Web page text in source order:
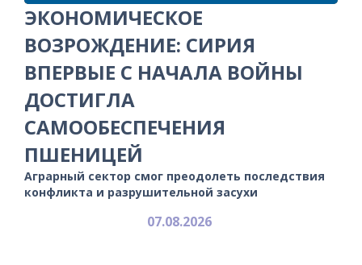
ЭКОНОМИЧЕСКОЕ
ВОЗРОЖДЕНИЕ: СИРИЯ
ВПЕРВЫЕ С НАЧАЛА ВОЙНЫ
ДОСТИГЛА
САМООБЕСПЕЧЕНИЯ
ПШЕНИЦЕЙ
Аграрный сектор смог преодолеть последствия
конфликта и разрушительной засухи
07.08.2026